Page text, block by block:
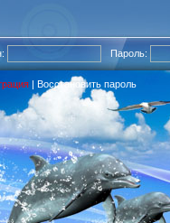
Пароль:
| Восстановить пароль